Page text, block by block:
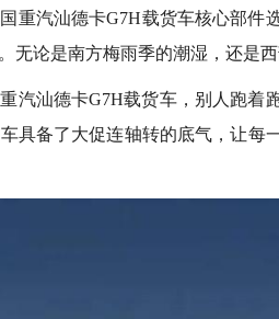
重汽汕德卡G7H载货车核心部件
无论是南方梅雨季的潮湿，还是
汽汕德卡G7H载货车，别人跑
具备了大促连轴转的底气，让